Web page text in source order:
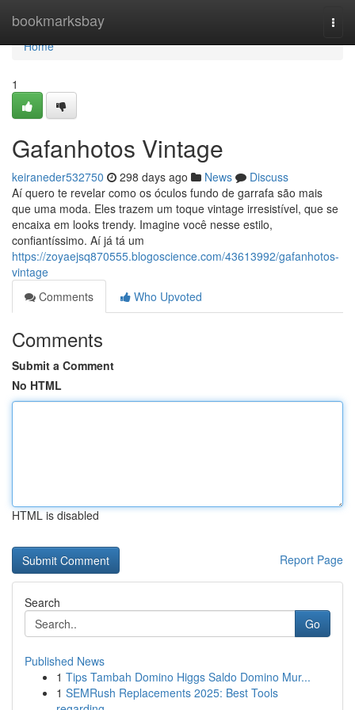
bookmarksbay
Home
Home
1
Gafanhotos Vintage
keiraneder532750 298 days ago News
Discuss
Aí quero te revelar como os óculos fundo de garrafa são mais
que uma moda. Eles trazem um toque vintage irresistível, que se
encaixa em looks trendy. Imagine você nesse estilo,
confiantíssimo. Aí já tá um
https://zoyaejsq870555.blogoscience.com/43613992/gafanhotos-
vintage
Comments
Who Upvoted
Comments
Submit a Comment
No HTML
HTML is disabled
Report Page
Search
Go
Published News
1 Tips Tambah Domino Higgs Saldo Domino Mur...
1 SEMRush Replacements 2025: Best Tools